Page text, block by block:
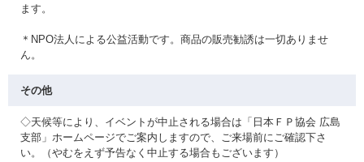
ます。
＊NPO法人による公益活動です。商品の販売勧誘は一切ありませ
ん。
その他
◇天候等により、イベントが中止される場合は「日本ＦＰ協会 広島
支部」ホームページでご案内しますので、ご来場前にご確認下さ
い。（やむをえず予告なく中止する場合もございます）